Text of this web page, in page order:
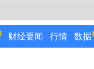
财经要闻 行情 数据